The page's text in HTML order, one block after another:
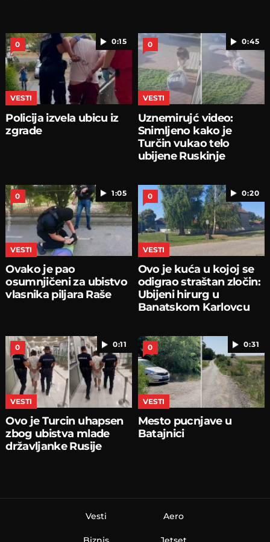
0:15
0
VESTI
Policija izvela ubicu iz
zgrade
0:45
0
VESTI
Uznemirujć video:
Snimljeno kako je
Turčin vukao telo
ubijene Ruskinje
1:05
0
VESTI
Ovako je pao
osumnjičeni za ubistvo
vlasnika piljara Raše
0:20
0
VESTI
Ovo je kuća u kojoj se
odigrao straštan zločin:
Ubijeni hirurg u
Banatskom Karlovcu
0:11
0
VESTI
Ovo je Turcin uhapsen
zbog ubistva mlade
državljanke Rusije
0:31
0
VESTI
Mesto pucnjave u
Batajnici
Vesti Aero